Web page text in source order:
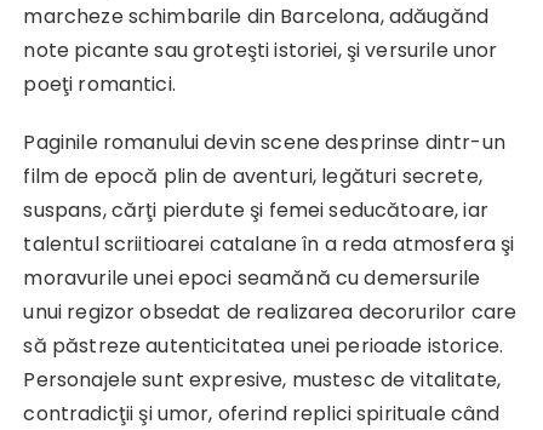
marcheze schimbarile din Barcelona, adăugănd
note picante sau groteşti istoriei, şi versurile unor
poeţi romantici.
Paginile romanului devin scene desprinse dintr-un
film de epocă plin de aventuri, legături secrete,
suspans, cărţi pierdute şi femei seducătoare, iar
talentul scriitioarei catalane în a reda atmosfera şi
moravurile unei epoci seamănă cu demersurile
unui regizor obsedat de realizarea decorurilor care
să păstreze autenticitatea unei perioade istorice.
Personajele sunt expresive, mustesc de vitalitate,
contradicţii şi umor, oferind replici spirituale când